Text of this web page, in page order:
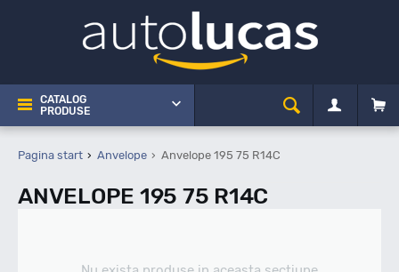
CATALOG
PRODUSE
Pagina start Anvelope Anvelope 195 75 R14C
ANVELOPE 195 75 R14C